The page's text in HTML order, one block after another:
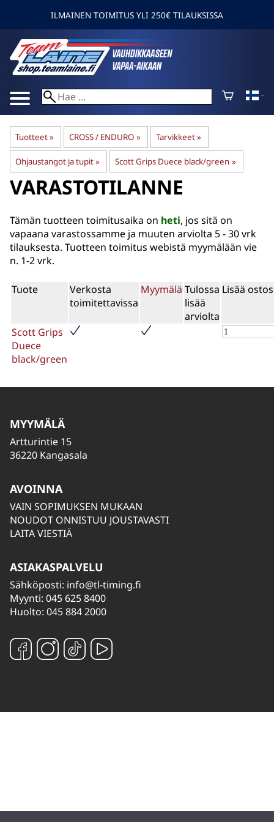
ILMAINEN TOIMITUS YLI 250€ TILAUKSISSA
Tuotteet‪» CROSS / ENDURO ‪» Tarvikkeet‪»
Ohjaustangot ja tupit‪» Scott Grips Duece black/green ‪»
VARASTOTILANNE
Tämän tuotteen toimitusaika on heti, jos sitä on
vapaana varastossamme ja muuten arviolta 5 - 30 vrk
tilauksesta. Tuotteen toimitus webistä myymälään vie
n. 1-2 vrk.
Tuote
Verkosta
toimitettavissa
Myymälä Tulossa
lisää
arviolta
Lisää
Scott Grips
Duece
black/green
MYYMÄLÄ
Artturintie 15
36220 Kangasala
AVOINNA
VAIN SOPIMUKSEN MUKAAN
NOUDOT ONNISTUU JOUSTAVASTI
LAITA VIESTIÄ
ASIAKASPALVELU
Sähköposti: info@tl-timing.fi
Myynti: 045 625 8400
Huolto: 045 884 2000